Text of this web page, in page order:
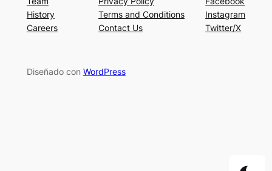
History
Careers
Terms and Conditions
Contact Us
Instagram
Twitter/X
Diseñado con WordPress